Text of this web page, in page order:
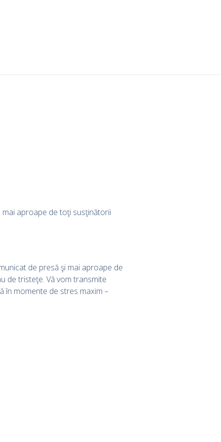
mai aproape de toţi susţinătorii
de presă şi mai aproape de
de tristeţe. Vă vom transmite
în momente de stres maxim –